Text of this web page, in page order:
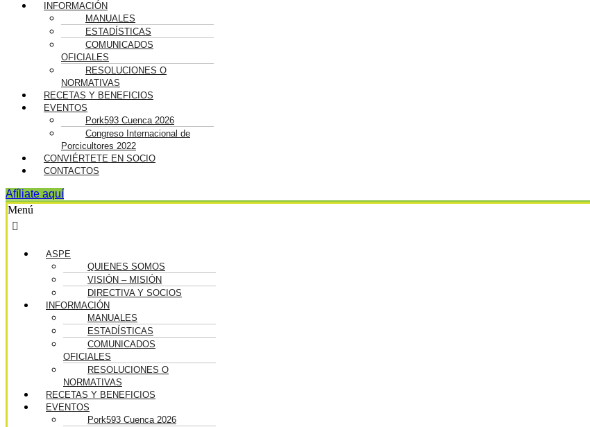
INFORMACIÓN
MANUALES
ESTADÍSTICAS
COMUNICADOS
OFICIALES
RESOLUCIONES O
NORMATIVAS
RECETAS Y BENEFICIOS
EVENTOS
Pork593 Cuenca 2026
Congreso Internacional de
Porcicultores 2022
CONVIÉRTETE EN SOCIO
CONTACTOS
Afíliate aquí
Menú
ASPE
QUIENES SOMOS
VISIÓN – MISIÓN
DIRECTIVA Y SOCIOS
INFORMACIÓN
MANUALES
ESTADÍSTICAS
COMUNICADOS
OFICIALES
RESOLUCIONES O
NORMATIVAS
RECETAS Y BENEFICIOS
EVENTOS
Pork593 Cuenca 2026